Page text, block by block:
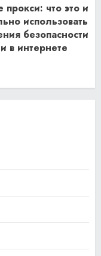
прокси: что это и
использовать
безопасности
в интернете